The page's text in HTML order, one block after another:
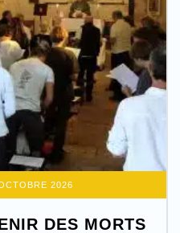
2026
DES MORTS